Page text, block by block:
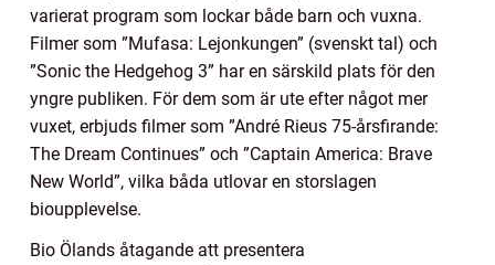
varierat program som lockar både barn och vuxna.
Filmer som ”Mufasa: Lejonkungen” (svenskt tal) och
”Sonic the Hedgehog 3” har en särskild plats för den
yngre publiken. För dem som är ute efter något mer
vuxet, erbjuds filmer som ”André Rieus 75-årsfirande:
The Dream Continues” och ”Captain America: Brave
New World”, vilka båda utlovar en storslagen
bioupplevelse.
Bio Ölands åtagande att presentera